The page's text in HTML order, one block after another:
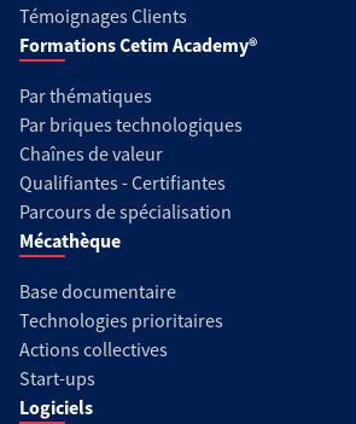
Témoignages Clients
Formations Cetim Academy®
Par thématiques
Par briques technologiques
Chaînes de valeur
Qualifiantes - Certifiantes
Parcours de spécialisation
Mécathèque
Base documentaire
Technologies prioritaires
Actions collectives
Start-ups
Logiciels